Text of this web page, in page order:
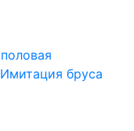
Имитация бруса